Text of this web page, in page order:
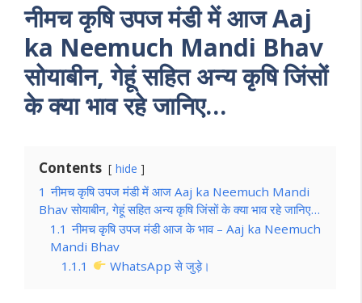
नीमच कृषि उपज मंडी में आज Aaj
ka Neemuch Mandi Bhav
सोयाबीन, गेहूं सहित अन्य कृषि जिंसों
के क्या भाव रहे जानिए…
Contents hide
1 नीमच कृषि उपज मंडी में आज Aaj ka Neemuch Mandi
Bhav सोयाबीन, गेहूं सहित अन्य कृषि जिंसों के क्या भाव रहे जानिए…
1.1 नीमच कृषि उपज मंडी आज के भाव – Aaj ka Neemuch
Mandi Bhav
1.1.1
WhatsApp से जुड़े।